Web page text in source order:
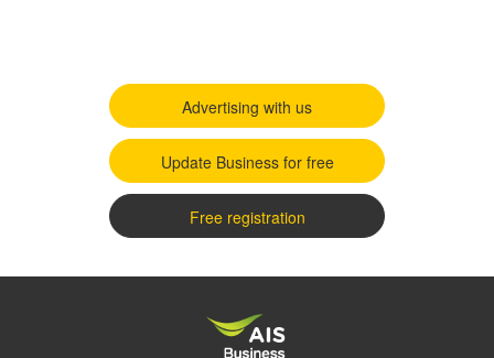
Advertising with us
Update Business for free
Free registration